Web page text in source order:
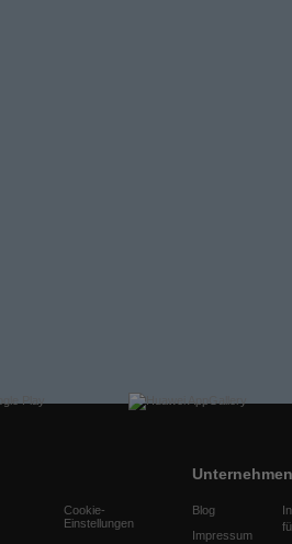
Cookie-
Einstellungen
Unternehmen
Blog
Impressum